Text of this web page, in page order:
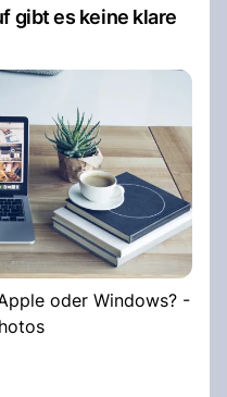
gibt es keine klare
oder Windows? -